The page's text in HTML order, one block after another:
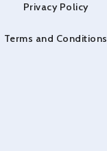
Privacy Policy
Terms and Conditions